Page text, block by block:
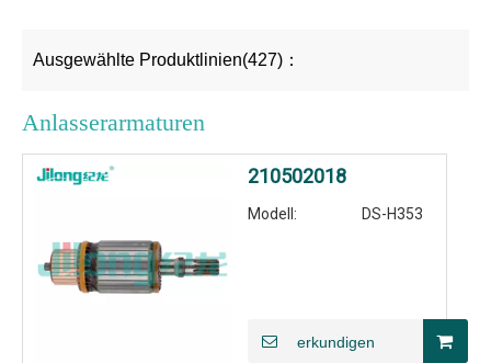
Ausgewählte Produktlinien(427)：
Anlasserarmaturen
210502018
Modell: DS-H353
erkundigen